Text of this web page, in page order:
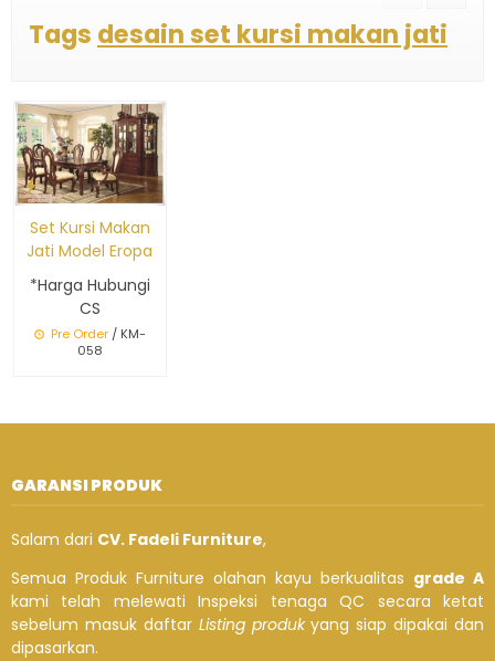
Tags desain set kursi makan jati
Set Kursi Makan
Jati Model Eropa
*Harga Hubungi
CS
Pre Order/ KM-
058
GARANSI PRODUK
Salam dari CV. Fadeli Furniture,
Semua Produk Furniture olahan kayu berkualitas grade A
kami telah melewati Inspeksi tenaga QC secara ketat
sebelum masuk daftar Listing produkyang siap dipakai dan
dipasarkan.